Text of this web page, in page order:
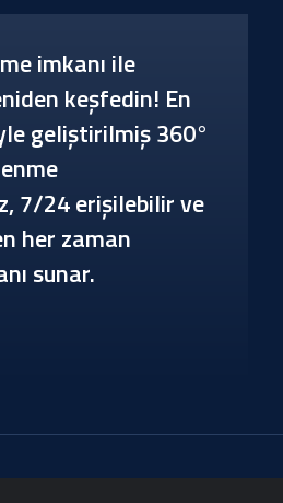
imkanı ile
keşfedin! En
geliştirilmiş 360°
7/24 erişilebilir ve
her zaman
sunar.